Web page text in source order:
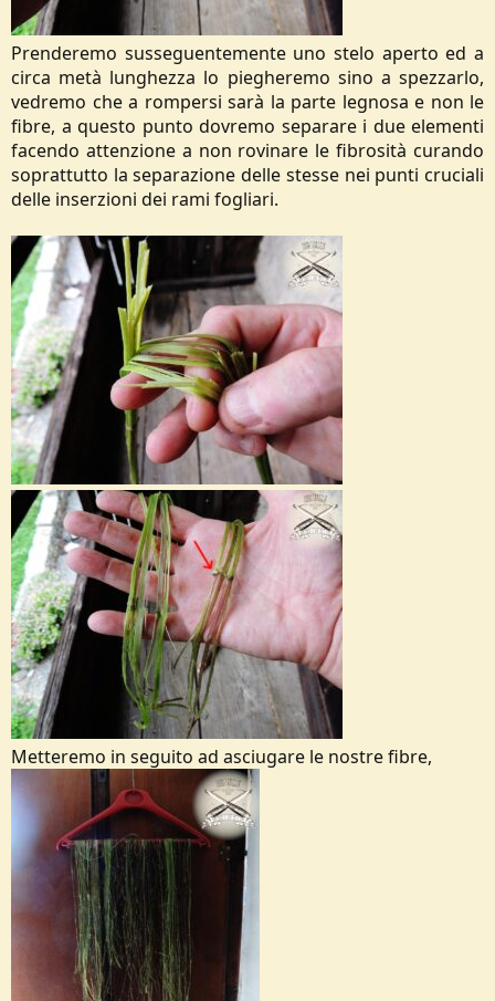
Prenderemo susseguentemente uno stelo aperto ed a
circa metà lunghezza lo piegheremo sino a spezzarlo,
vedremo che a rompersi sarà la parte legnosa e non le
fibre, a questo punto dovremo separare i due elementi
facendo attenzione a non rovinare le fibrosità curando
soprattutto la separazione delle stesse nei punti cruciali
delle inserzioni dei rami fogliari.
Metteremo in seguito ad asciugare le nostre fibre,